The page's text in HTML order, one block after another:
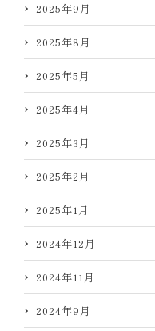
2025年9月
2025年8月
2025年5月
2025年4月
2025年3月
2025年2月
2025年1月
2024年12月
2024年11月
2024年9月